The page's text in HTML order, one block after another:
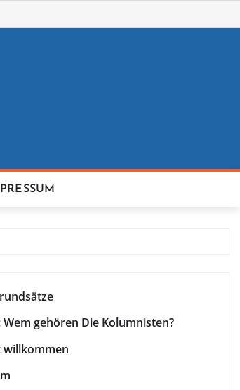
Wem gehören Die Kolumnisten?
willkommen